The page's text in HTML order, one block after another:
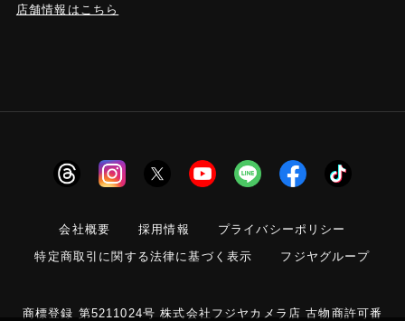
店舗情報はこちら
会社概要 採用情報
プライバシーポリシー
特定商取引に関する法律に基づく表示
フジヤグループ
商標登録 第5211024号 株式会社フジヤカメラ店 古物商許可番